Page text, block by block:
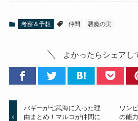
考察＆予想 仲間 悪魔の実
よかったらシェアし
バギーが七武海に入った理
由まとめ！マルコが仲間に
ワン
の能